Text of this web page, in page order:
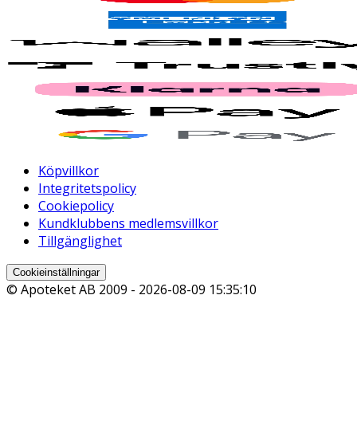
Köpvillkor
Integritetspolicy
Cookiepolicy
Kundklubbens medlemsvillkor
Tillgänglighet
Cookieinställningar
© Apoteket AB 2009 - 2026-08-09 15:35:10